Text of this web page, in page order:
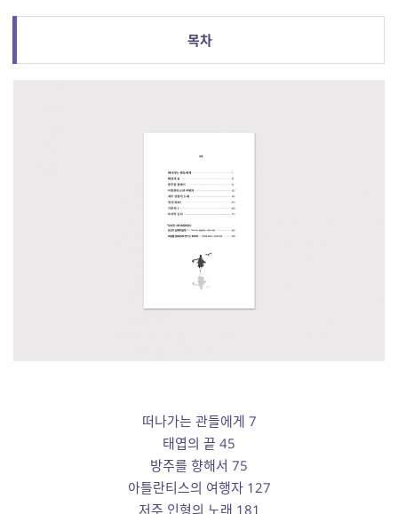
목차
떠나가는 관들에게 7
태엽의 끝 45
방주를 향해서 75
아틀란티스의 여행자 127
저주 인형의 노래 181